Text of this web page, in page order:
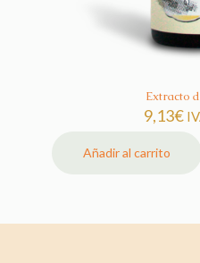
Extracto
9,13€
Añadir al carrito